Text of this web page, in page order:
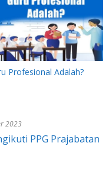
Profesional Adalah?
2023
PPG Prajabatan